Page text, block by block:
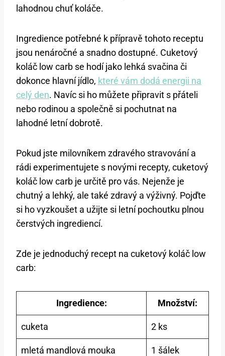
lahodnou chuť koláče.
Ingredience potřebné k ‍přípravě tohoto receptu
jsou nenáročné ‌a snadno dostupné. Cuketový
koláč low carb se hodí jako lehká svačina či
⁢dokonce hlavní jídlo, které vám dodá ⁣energii na
celý den. Navíc si ho můžete připravit s⁢ přáteli
nebo rodinou a společně si pochutnat na
⁤lahodné ‍letní dobrotě.
Pokud jste milovníkem zdravého stravování a
rádi experimentujete s ⁣novými recepty, ⁣cuketový
koláč low carb je určitě pro vás. Nejenže je
chutný a lehký, ale také zdravý a výživný. Pojďte
⁣si ho vyzkoušet a užijte si letní pochoutku⁣ plnou
čerstvých ingrediencí.
Zde je jednoduchý recept na cuketový koláč low
⁢carb:
Ingredience: Množství:
cuketa 2 ks
mletá mandlová mouka 1⁢ šálek